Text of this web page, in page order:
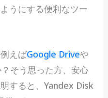
うにする便利なツー
えばGoogle Driveや
そう思った方、安心
すると、Yandex Disk